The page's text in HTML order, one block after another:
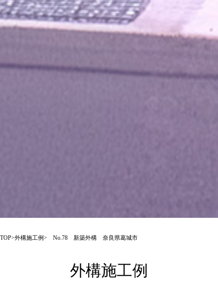
TOP>外構施工例> No.78 新築外構 奈良県葛城市
外構施工例